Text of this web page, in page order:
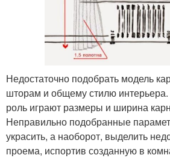
Недостаточно подобрать модель
шторам и общему стилю
роль играют размеры и ширина
Неправильно подобранные
украсить, а наоборот, выделить
проема, испортив созданную в